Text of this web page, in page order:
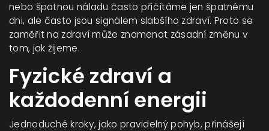
nebo špatnou náladu často přičítáme jen špatnému
dni, ale často jsou signálem slabšího zdraví. Proto se
zaměřit na zdraví může znamenat zásadní změnu v
tom, jak žijeme.
Fyzické zdraví a
každodenní energii
Jednoduché kroky, jako pravidelný pohyb, přinášejí